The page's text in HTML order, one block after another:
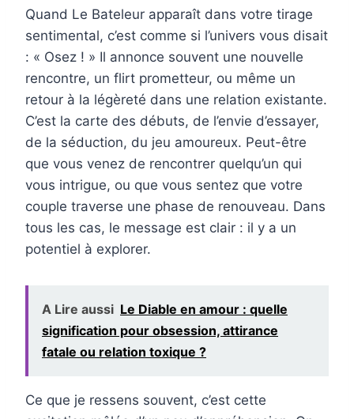
Quand Le Bateleur apparaît dans votre tirage
sentimental, c’est comme si l’univers vous disait
: « Osez ! » Il annonce souvent une nouvelle
rencontre, un flirt prometteur, ou même un
retour à la légèreté dans une relation existante.
C’est la carte des débuts, de l’envie d’essayer,
de la séduction, du jeu amoureux. Peut-être
que vous venez de rencontrer quelqu’un qui
vous intrigue, ou que vous sentez que votre
couple traverse une phase de renouveau. Dans
tous les cas, le message est clair : il y a un
potentiel à explorer.
A Lire aussi Le Diable en amour : quelle
signification pour obsession, attirance
fatale ou relation toxique ?
Ce que je ressens souvent, c’est cette